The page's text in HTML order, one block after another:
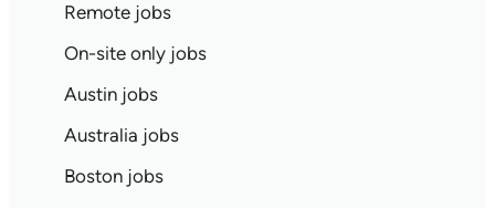
Remote jobs
On-site only jobs
Austin jobs
Australia jobs
Boston jobs